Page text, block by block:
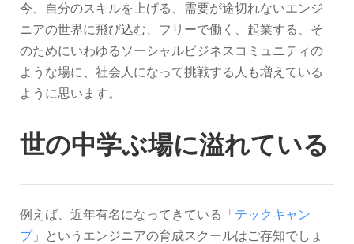
今、自分のスキルを上げる、需要が途切れないエンジ
ニアの世界に飛び込む、フリーで働く、起業する、そ
のためにいわゆるソーシャルビジネスコミュニティの
ような場に、社会人になって挑戦する人も増えている
ように思います。
世の中学ぶ場に溢れている
例えば、近年有名になってきている「テックキャン
プ」というエンジニアの育成スクールはご存知でしょ